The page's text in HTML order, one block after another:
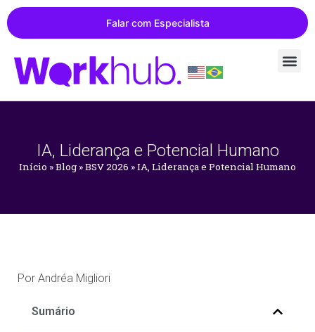
Falar com Especialista
IA, Liderança e Potencial Humano
Início »Blog »BSV 2026 »IA, Liderança e Potencial Humano
Por Andréa Migliori
Sumário